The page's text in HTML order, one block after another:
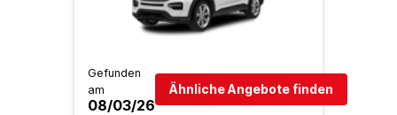
Gefunden
am
08/03/26
Ähnliche Angebote finden